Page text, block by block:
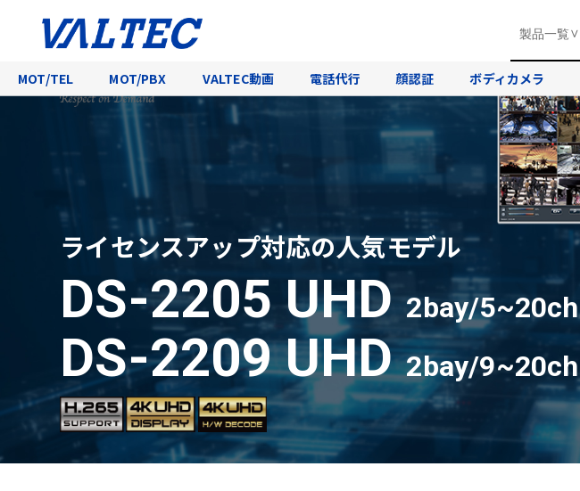
製品一覧
MOT/TEL MOT/PBX VALTEC動画 電話代行 顔認証 ボディカメラ
ライセンスアップ対応の人気モデル
DS-2205 UHD2bay/5~20ch
DS-2209 UHD2bay/9~20ch